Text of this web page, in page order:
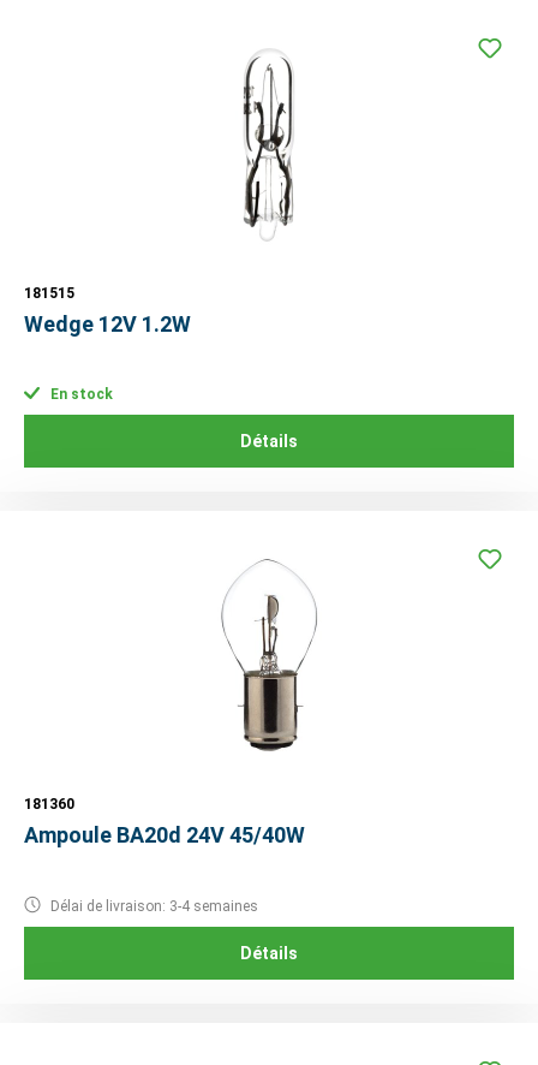
181515
Wedge 12V 1.2W
En stock
Détails
181360
Ampoule BA20d 24V 45/40W
Délai de livraison: 3-4 semaines
Détails